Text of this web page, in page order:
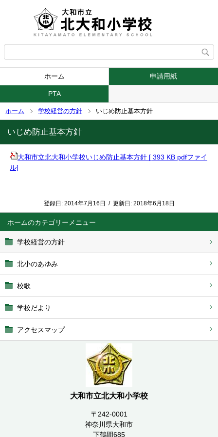
ホーム 申請用紙
PTA
ホーム 学校経営の方針 いじめ防止基本方針
ホーム
学校経営の方針
北小のあゆみ
校歌
学校だより
アクセスマップ
大和市立北大和小学校
〒242-0001
神奈川県大和市
下鶴間685
いじめ防止基本方針
大和市立北大和小学校いじめ防止基本方針 [ 393 KB pdfファイ
ル]
登録日: 2014年7月16日 / 更新日: 2018年6月18日